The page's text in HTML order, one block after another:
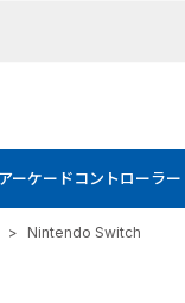
アーケードコントローラー
> Nintendo Switch